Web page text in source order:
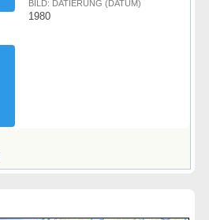
BILD: DATIERUNG (DATUM)
1980